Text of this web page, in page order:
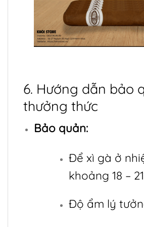
6. Hướng dẫn bảo
thưởng thức
Bảo quản:
Để xì gà ở
khoảng 18 –
Độ ẩm lý